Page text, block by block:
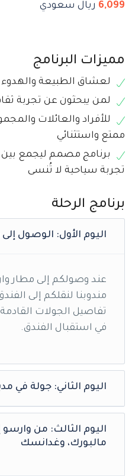
6,099 ريال سعودي
مميزات البرنامج
لعشاق الطبيعة والهدوء
لمن يبحثون عن تجربة
للأفراد والعائلات
ممتع واستثنائي
برنامج مصمم ليجمع بين
تجربة سياحية لا تُنسى
برنامج الرحلة
اليوم الأول: الوصول
عند وصولكم إلى مطار
مندوبنا لنقلكم إلى
تفاصيل الجولات
في استقبال الفندق.
اليوم الثاني: جولة في
نبدأ صباحًا بجولة
مدينة وارسو. نزور
اليوم الثالث: من وارسو
مالبورك، وغدانسك